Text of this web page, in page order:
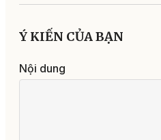
Ý KIẾN CỦA BẠN
Nội dung